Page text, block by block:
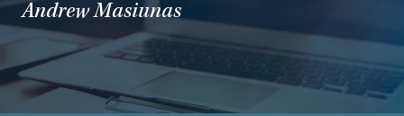
Andrew Masiunas